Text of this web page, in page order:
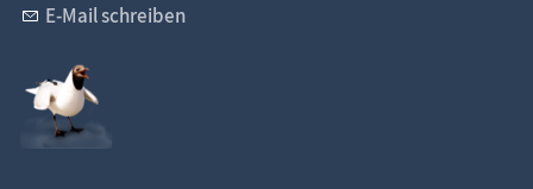
E-Mail schreiben